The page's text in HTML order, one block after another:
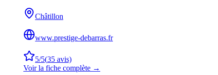
Châtillon
www.prestige-debarras.fr
5/5(35 avis)
Voir la fiche complète →